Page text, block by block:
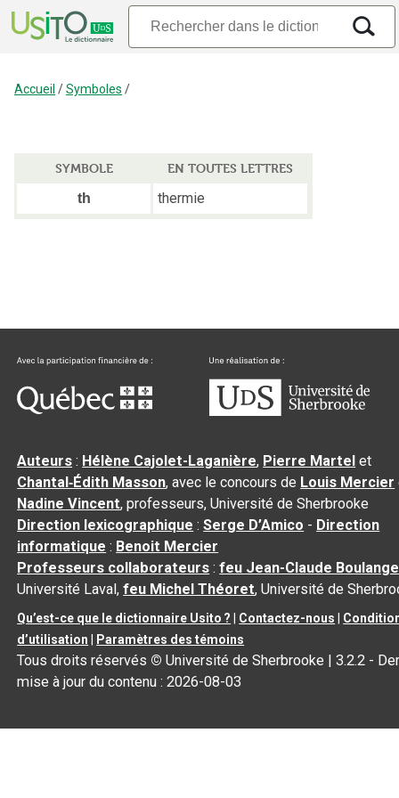
Accueil /Symboles /
SYMBOLE
EN TOUTES LETTRES
th
thermie
Auteurs : Hélène Cajolet-Laganière, Pierre Martel et
Chantal‑Édith Masson, avec le concours de Louis Mercier
Nadine Vincent, professeurs, Université de Sherbrooke
Direction lexicographique :Serge D’Amico - Direction
informatique : Benoit Mercier
Professeurs collaborateurs :feu Jean-Claude
Université Laval,feu Michel Théoret, Université de
Qu’est-ce que le dictionnaire Usito ? Contactez-nous
d’utilisation
Paramètres des témoins
Tous droits réservés © Université de Sherbrooke |3.2.2 -
mise à jour du contenu :2026-08-03